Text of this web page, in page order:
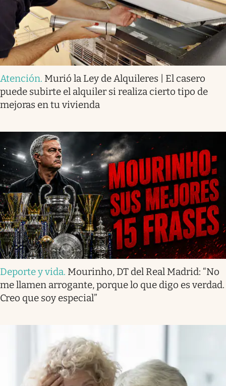
Atención. Murió la Ley de Alquileres | El casero
puede subirte el alquiler si realiza cierto tipo de
mejoras en tu vivienda
Deporte y vida. Mourinho, DT del Real Madrid: “No
me llamen arrogante, porque lo que digo es verdad.
Creo que soy especial”